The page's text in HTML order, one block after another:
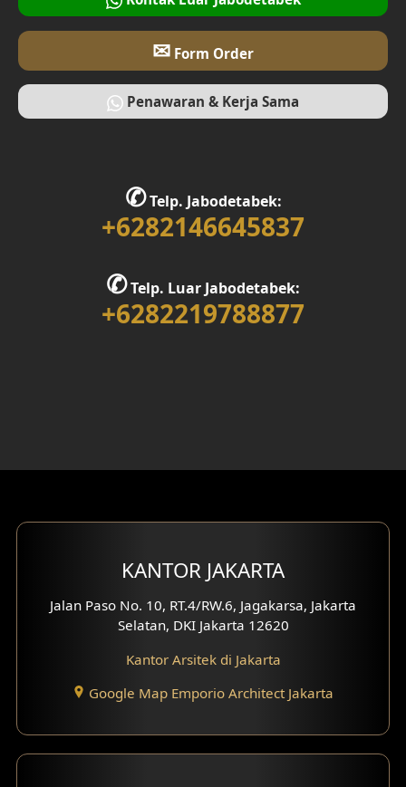
✉ Form Order
Penawaran & Kerja Sama
✆Telp. Jabodetabek:
+6282146645837
✆Telp. Luar Jabodetabek:
+6282219788877
KANTOR JAKARTA
Jalan Paso No. 10, RT.4/RW.6, Jagakarsa, Jakarta
Selatan, DKI Jakarta 12620
Kantor Arsitek di Jakarta
Google Map Emporio Architect Jakarta